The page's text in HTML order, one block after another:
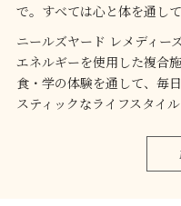
で。すべては心と体を通し
ニールズヤード レメディー
エネルギーを使用した複合
食・学の体験を通して、毎
スティックなライフスタイ